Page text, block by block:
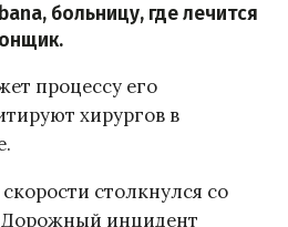
больницу, где лечится
процессу его
хирургов в
столкнулся со
Дорожный инцидент